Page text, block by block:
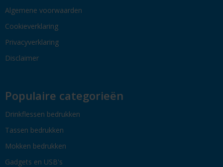
Algemene voorwaarden
Cookieverklaring
Privacyverklaring
Disclaimer
Populaire categorieën
Drinkflessen bedrukken
Tassen bedrukken
Mokken bedrukken
Gadgets en USB's